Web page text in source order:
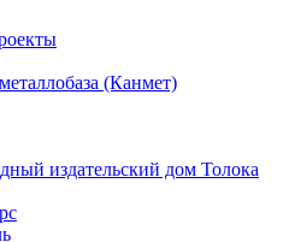
(Канмет)
издательский дом Толока